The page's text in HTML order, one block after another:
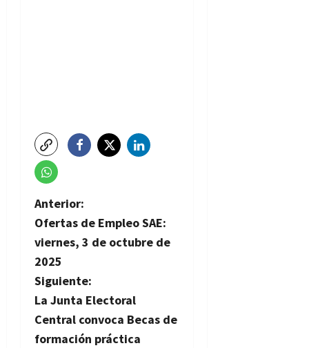
N
a
v
e
g
Anterior:
Ofertas de Empleo SAE:
viernes, 3 de octubre de
2025
Siguiente:
La Junta Electoral
Central convoca Becas de
formación práctica